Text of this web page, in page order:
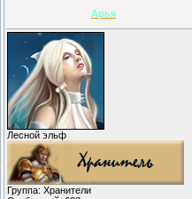
Арья
Лесной эльф
Группа: Хранители